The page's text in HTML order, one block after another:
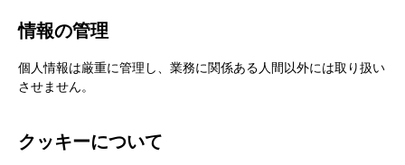
情報の管理​
個人情報は厳重に管理し、業務に関係ある人間以外には取り扱い
させません。​
クッキーについて​